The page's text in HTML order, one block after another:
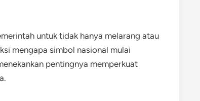
untuk tidak hanya melarang atau
mengapa simbol nasional mulai
pentingnya memperkuat